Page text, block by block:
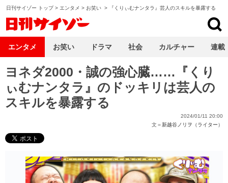
日刊サイゾー トップ> エンタメ > お笑い > 『くりぃむナンタラ』芸人のスキルを暴露する
ヨネダ2000・誠の強心臓……『くり
ぃむナンタラ』のドッキリは芸人の
スキルを暴露する
2024/01/11 20:00
文＝新越谷ノリヲ（ライター）
エンタメ お笑い ドラマ 社会 カルチャー 連載